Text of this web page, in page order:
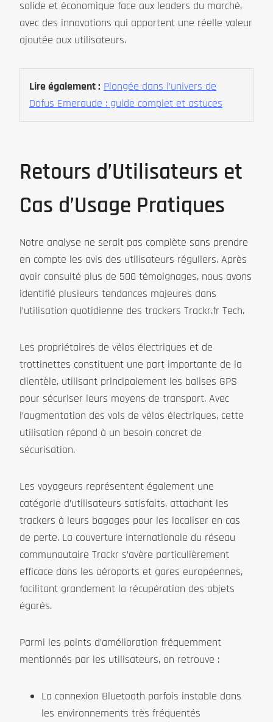
solide et économique face aux leaders du marché,
avec des innovations qui apportent une réelle valeur
ajoutée aux utilisateurs.
Lire également : Plongée dans l’univers de
Dofus Emeraude : guide complet et astuces
Retours d’Utilisateurs et
Cas d’Usage Pratiques
Notre analyse ne serait pas complète sans prendre
en compte les avis des utilisateurs réguliers. Après
avoir consulté plus de 500 témoignages, nous avons
identifié plusieurs tendances majeures dans
l’utilisation quotidienne des trackers Trackr.fr Tech.
Les propriétaires de vélos électriques et de
trottinettes constituent une part importante de la
clientèle, utilisant principalement les balises GPS
pour sécuriser leurs moyens de transport. Avec
l’augmentation des vols de vélos électriques, cette
utilisation répond à un besoin concret de
sécurisation.
Les voyageurs représentent également une
catégorie d’utilisateurs satisfaits, attachant les
trackers à leurs bagages pour les localiser en cas
de perte. La couverture internationale du réseau
communautaire Trackr s’avère particulièrement
efficace dans les aéroports et gares européennes,
facilitant grandement la récupération des objets
égarés.
Parmi les points d’amélioration fréquemment
mentionnés par les utilisateurs, on retrouve :
La connexion Bluetooth parfois instable dans
les environnements très fréquentés